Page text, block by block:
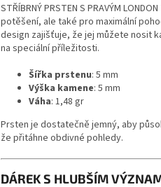
STŘÍBRNÝ PRSTEN S PRAVÝM
potěšení, ale také pro maximální
design zajišťuje, že jej můžete nosit
na speciální příležitosti.
Šířka prstenu: 5 mm
Výška kamene: 5 mm
Váha: 1,48 gr
Prsten je dostatečně jemný, aby
že přitáhne obdivné pohledy.
DÁREK S HLUBŠÍM